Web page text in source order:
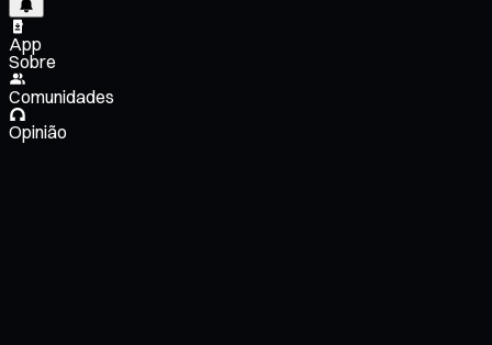
App
Sobre
Comunidades
Opinião